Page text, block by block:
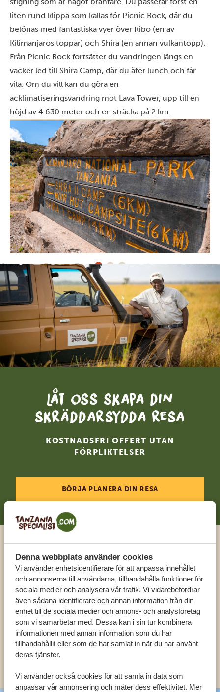
Denna webbplats använder cookies
Vi använder enhetsidentifierare för att anpassa innehållet
och annonserna till användarna, tillhandahålla funktioner för
sociala medier och analysera vår trafik. Vi vidarebefordrar
även sådana identifierare och annan information från din
enhet till de sociala medier och annons- och analysföretag
som vi samarbetar med. Dessa kan i sin tur kombinera
informationen med annan information som du har
tillhandahållit eller som de har samlat in när du har använt
deras tjänster.
Vi använder också cookies för att samla in data som
anpassar vår annonsering och mäter dess effektivitet. Mer
liten rund klippa som kallas för Picnic Rock, där du
belönas med fantastiska vyer över Kibo (en av
Kilimanjaros toppar) och Shira (en annan vulkantopp).
Från Picnic Rock fortsätter du vandringen längs en
vacker led till Shira Camp, där du äter lunch och får
vila. Om du vill kan du göra en
acklimatiseringsvandring mot Lava Tower, upp till en
höjd av 4 630 meter och en sträcka på 2 km.
Låt oss skapa din
skräddarsydda resa
KOSTNADSFRI OFFERT UTAN
FÖRPLIKTELSER
BÖRJA PLANERA DIN RESA
Ring en expert
FÅ PERSONLIG RÅDGIVNING FRÅN VÅRA
EXPERTER
SV:+31 174 788 108